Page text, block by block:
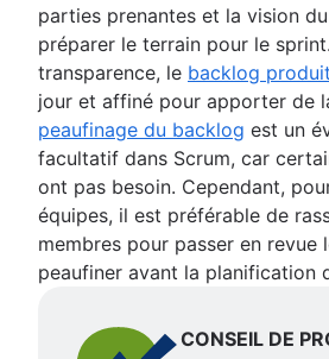
parties prenantes et la vision
préparer le terrain pour le
transparence, le backlog produit
jour et affiné pour apporter de
peaufinage du backlog est un
facultatif dans Scrum, car
ont pas besoin. Cependant,
équipes, il est préférable de
membres pour passer en revue
peaufiner avant la planification
CONSEIL DE